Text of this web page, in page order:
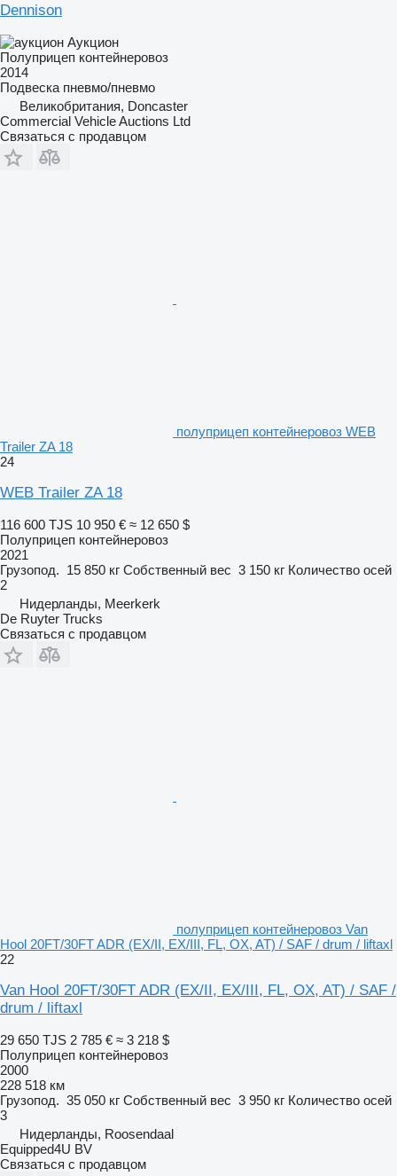
Dennison
Аукцион
Полуприцеп контейнеровоз
2014
Подвеска пневмо/пневмо
Великобритания, Doncaster
Commercial Vehicle Auctions Ltd
Связаться с продавцом
полуприцеп контейнеровоз WEB
Trailer ZA 18
24
WEB Trailer ZA 18
116 600 TJS 10 950 € ≈ 12 650 $
Полуприцеп контейнеровоз
2021
Грузопод. 15 850 кг Собственный вес 3 150 кг Количество осей
2
Нидерланды, Meerkerk
De Ruyter Trucks
Связаться с продавцом
полуприцеп контейнеровоз Van
Hool 20FT/30FT ADR (EX/II, EX/III, FL, OX, AT) / SAF / drum / liftaxl
22
Van Hool 20FT/30FT ADR (EX/II, EX/III, FL, OX, AT) / SAF /
drum / liftaxl
29 650 TJS 2 785 € ≈ 3 218 $
Полуприцеп контейнеровоз
2000
228 518 км
Грузопод. 35 050 кг Собственный вес 3 950 кг Количество осей
3
Нидерланды, Roosendaal
Equipped4U BV
Связаться с продавцом